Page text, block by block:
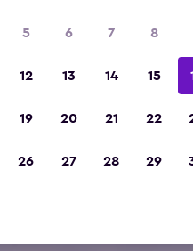
5 6 7 8
12 13 14 15
19 20 21 22
26 27 28 29